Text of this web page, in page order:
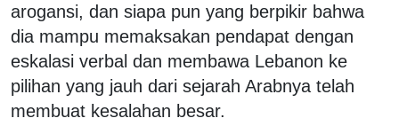
arogansi, dan siapa pun yang berpikir bahwa
dia mampu memaksakan pendapat dengan
eskalasi verbal dan membawa Lebanon ke
pilihan yang jauh dari sejarah Arabnya telah
membuat kesalahan besar.